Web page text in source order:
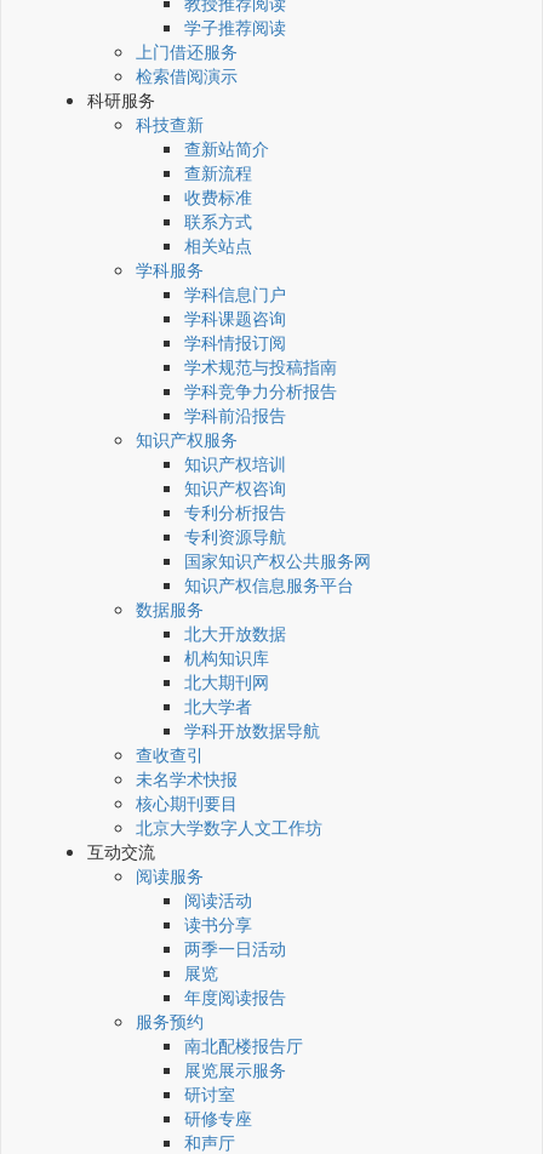
学子推荐阅读
上门借还服务
检索借阅演示
科研服务
科技查新
查新站简介
查新流程
收费标准
联系方式
相关站点
学科服务
学科信息门户
学科课题咨询
学科情报订阅
学术规范与投稿指南
学科竞争力分析报告
学科前沿报告
知识产权服务
知识产权培训
知识产权咨询
专利分析报告
专利资源导航
国家知识产权公共服务网
知识产权信息服务平台
数据服务
北大开放数据
机构知识库
北大期刊网
北大学者
学科开放数据导航
查收查引
未名学术快报
核心期刊要目
北京大学数字人文工作坊
互动交流
阅读服务
阅读活动
读书分享
两季一日活动
展览
年度阅读报告
服务预约
南北配楼报告厅
展览展示服务
研讨室
研修专座
和声厅